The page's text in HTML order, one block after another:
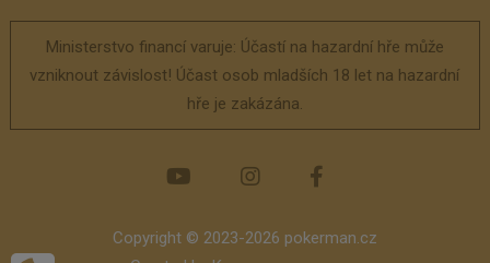
Ministerstvo financí varuje: Účastí na hazardní hře může
vzniknout závislost! Účast osob mladších 18 let na hazardní
hře je zakázána.
Copyright © 2023-2026 pokerman.cz